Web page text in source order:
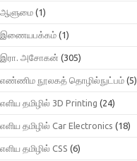
ஆளுமை (1)
இணையபக்கம் (1)
இரா. அசோகன் (305)
எண்ணிம நூலகத் தொழில்நுட்பம் (5)
எளிய தமிழில் 3D Printing (24)
எளிய தமிழில் Car Electronics (18)
எளிய தமிழில் CSS (6)